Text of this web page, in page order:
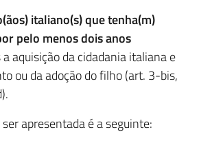
italiano(s) que tenha(m)
pelo menos dois anos
a aquisição da cidadania italiana e
ou da adoção do filho (art. 3-bis,
apresentada é a seguinte: